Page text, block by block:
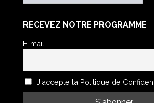
RECEVEZ NOTRE PROGRAMME
E-mail
J'accepte la Politique de